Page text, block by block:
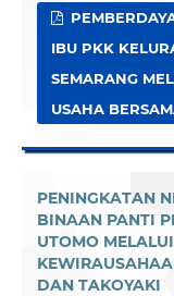
IBU PKK
SEMARANG
USAHA
PENINGKATAN
BINAAN PANTI
UTOMO
DAN TAKOYAKI